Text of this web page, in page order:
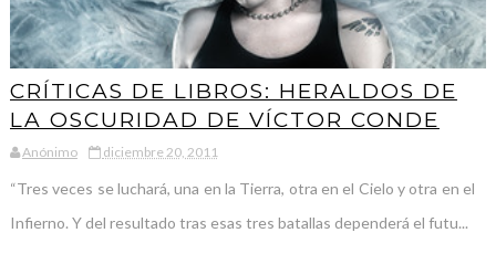
CRÍTICAS DE LIBROS: HERALDOS DE
LA OSCURIDAD DE VÍCTOR CONDE
Anónimo diciembre 20, 2011
“Tres veces se luchará, una en la Tierra, otra en el Cielo y otra en el
Infierno. Y del resultado tras esas tres batallas dependerá el futu...